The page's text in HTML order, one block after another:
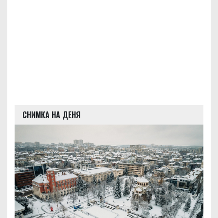
СНИМКА НА ДЕНЯ